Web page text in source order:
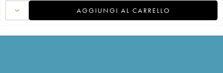
AGGIUNGI AL CARRELLO